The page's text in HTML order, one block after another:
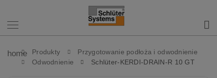
home Produkty
Przygotowanie podłoża i odwodnienie
Odwodnienie
Schlüter-KERDI-DRAIN-R 10 GT